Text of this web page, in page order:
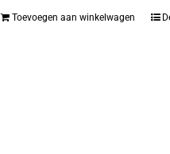
Toevoegen aan winkelwagen